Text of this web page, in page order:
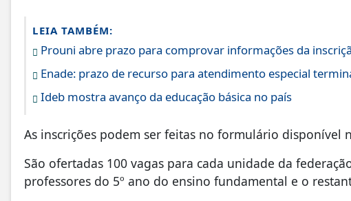
LEIA TAMBÉM:
Prouni abre prazo para comprovar informações da
Enade: prazo de recurso para atendimento especial
Ideb mostra avanço da educação básica no país
As inscrições podem ser feitas no formulário disponível
São ofertadas 100 vagas para cada unidade da
professores do 5º ano do ensino fundamental e o